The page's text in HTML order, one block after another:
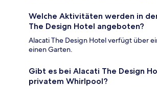
Welche Aktivitäten werden in
The Design Hotel angeboten?
Alacati The Design Hotel verfügt über
einen Garten.
Gibt es bei Alacati The Design
privatem Whirlpool?